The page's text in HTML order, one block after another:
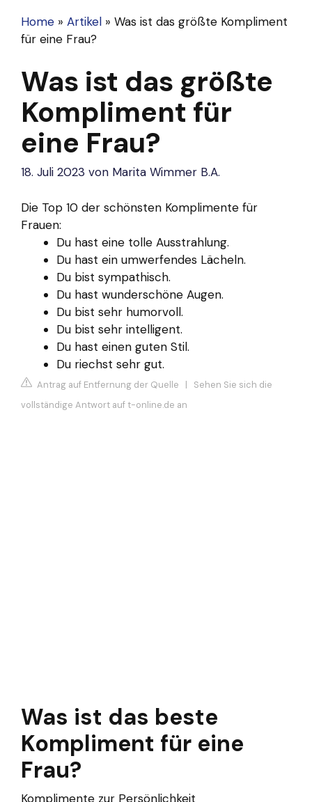
Home » Artikel » Was ist das größte Kompliment
für eine Frau?
Was ist das größte
Kompliment für
eine Frau?
18. Juli 2023 von Marita Wimmer B.A.
Die Top 10 der schönsten Komplimente für
Frauen:
Du hast eine tolle Ausstrahlung.
Du hast ein umwerfendes Lächeln.
Du bist sympathisch.
Du hast wunderschöne Augen.
Du bist sehr humorvoll.
Du bist sehr intelligent.
Du hast einen guten Stil.
Du riechst sehr gut.
Antrag auf Entfernung der Quelle | Sehen Sie sich die
vollständige Antwort auf t-online.de an
Was ist das beste
Kompliment für eine
Frau?
Komplimente zur Persönlichkeit